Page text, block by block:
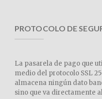
PROTOCOLO DE
La pasarela de pago que
medio del protocolo SSL
almacena ningún dato
sino que va directamente